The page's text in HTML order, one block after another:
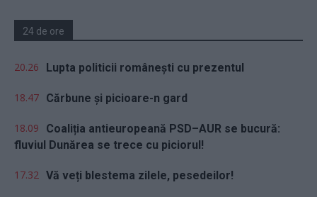
24 de ore
20.26 Lupta politicii românești cu prezentul
18.47 Cărbune și picioare-n gard
18.09
Coaliția antieuropeană PSD–AUR se bucură:
fluviul Dunărea se trece cu piciorul!
17.32 Vă veți blestema zilele, pesedeilor!